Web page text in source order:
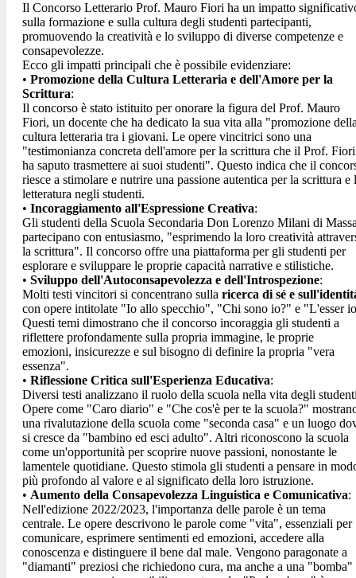
Il Concorso Letterario Prof. Mauro Fiori ha un impatto
sulla formazione e sulla cultura degli studenti partecipanti,
promuovendo la creatività e lo sviluppo di diverse competenze e
consapevolezze.
Ecco gli impatti principali che è possibile evidenziare:
• Promozione della Cultura Letteraria e dell'Amore per la
Scrittura:
Il concorso è stato istituito per onorare la figura del Prof. Mauro
Fiori, un docente che ha dedicato la sua vita alla "promozione
cultura letteraria tra i giovani. Le opere vincitrici sono una
"testimonianza concreta dell'amore per la scrittura che il Prof. Fiori
ha saputo trasmettere ai suoi studenti". Questo indica che il
riesce a stimolare e nutrire una passione autentica per la scrittura e
letteratura negli studenti.
• Incoraggiamento all'Espressione Creativa:
Gli studenti della Scuola Secondaria Don Lorenzo Milani di
partecipano con entusiasmo, "esprimendo la loro creatività
la scrittura". Il concorso offre una piattaforma per gli studenti per
esplorare e sviluppare le proprie capacità narrative e stilistiche.
• Sviluppo dell'Autoconsapevolezza e dell'Introspezione:
Molti testi vincitori si concentrano sulla ricerca di sé e
con opere intitolate "Io allo specchio", "Chi sono io?" e "L'esser
Questi temi dimostrano che il concorso incoraggia gli studenti a
riflettere profondamente sulla propria immagine, le proprie
emozioni, insicurezze e sul bisogno di definire la propria "vera
essenza".
• Riflessione Critica sull'Esperienza Educativa:
Diversi testi analizzano il ruolo della scuola nella vita degli
Opere come "Caro diario" e "Che cos'è per te la scuola?"
una rivalutazione della scuola come "seconda casa" e un luogo
si cresce da "bambino ed esci adulto". Altri riconoscono la scuola
come un'opportunità per scoprire nuove passioni, nonostante le
lamentele quotidiane. Questo stimola gli studenti a pensare in
più profondo al valore e al significato della loro istruzione.
• Aumento della Consapevolezza Linguistica e Comunicativa:
Nell'edizione 2022/2023, l'importanza delle parole è un tema
centrale. Le opere descrivono le parole come "vita", essenziali per
comunicare, esprimere sentimenti ed emozioni, accedere alla
conoscenza e distinguere il bene dal male. Vengono paragonate a
"diamanti" preziosi che richiedono cura, ma anche a una "bomba"